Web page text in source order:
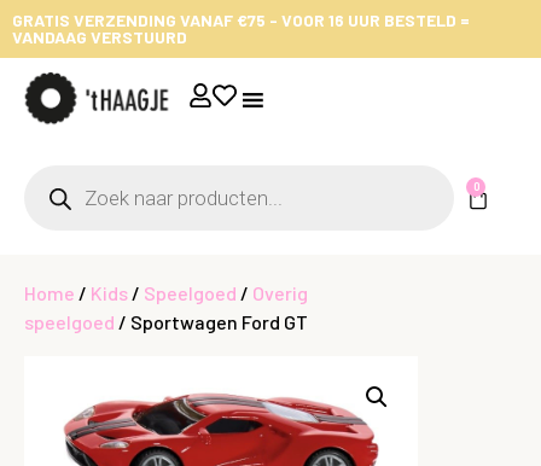
GRATIS VERZENDING VANAF €75 - VOOR 16 UUR BESTELD =
VANDAAG VERSTUURD
0
Home / Kids / Speelgoed / Overig
speelgoed / Sportwagen Ford GT